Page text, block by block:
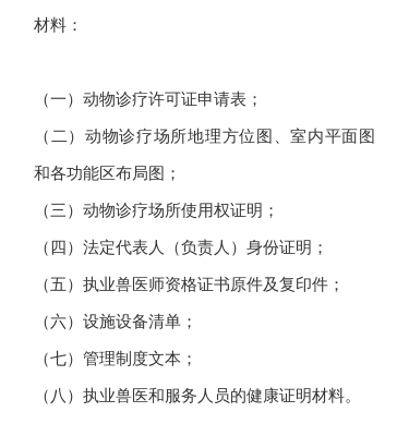
材料：
（一）动物诊疗许可证申请表；
（二）动物诊疗场所地理方位图、室内平面图
和各功能区布局图；
（三）动物诊疗场所使用权证明；
（四）法定代表人（负责人）身份证明；
（五）执业兽医师资格证书原件及复印件；
（六）设施设备清单；
（七）管理制度文本；
（八）执业兽医和服务人员的健康证明材料。